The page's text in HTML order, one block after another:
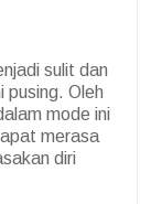
sulit dan
pusing. Oleh
mode ini
merasa
diri